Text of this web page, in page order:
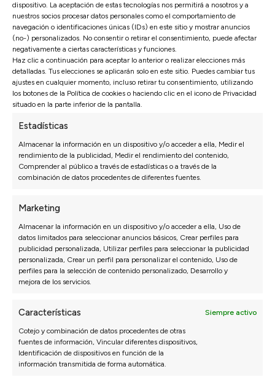
dispositivo. La aceptación de estas tecnologías nos permitirá a nosotros y a
nuestros socios procesar datos personales como el comportamiento de
navegación o identificaciones únicas (IDs) en este sitio y mostrar anuncios
(no-) personalizados. No consentir o retirar el consentimiento, puede afectar
negativamente a ciertas características y funciones.
Haz clic a continuación para aceptar lo anterior o realizar elecciones más
detalladas. Tus elecciones se aplicarán solo en este sitio. Puedes cambiar tus
ajustes en cualquier momento, incluso retirar tu consentimiento, utilizando
los botones de la Política de cookies o haciendo clic en el icono de Privacidad
situado en la parte inferior de la pantalla.
Estadísticas
Almacenar la información en un dispositivo y/o acceder a ella, Medir el
rendimiento de la publicidad, Medir el rendimiento del contenido,
Comprender al público a través de estadísticas o a través de la
combinación de datos procedentes de diferentes fuentes.
Marketing
Almacenar la información en un dispositivo y/o acceder a ella, Uso de
datos limitados para seleccionar anuncios básicos, Crear perfiles para
publicidad personalizada, Utilizar perfiles para seleccionar la publicidad
personalizada, Crear un perfil para personalizar el contenido, Uso de
perfiles para la selección de contenido personalizado, Desarrollo y
mejora de los servicios.
Características Siempre activo
Cotejo y combinación de datos procedentes de otras
fuentes de información, Vincular diferentes dispositivos,
Identificación de dispositivos en función de la
información transmitida de forma automática.
lado que en el otro,para quese adapte a su espacio.
Pero eso no es todo, ¡añadimos patas altas para facilitar
la limpieza del hogar!
Pídenos tu sofá a medida personalizado
Haz clic para aceptar márketing cookies y
habilitar este contenido
SOFÁ RINCONERA
VALLADOLID